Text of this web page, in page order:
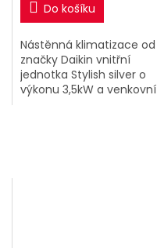
Do košíku
Nástěnná klimatizace od
značky Daikin vnitřní
jednotka Stylish silver o
výkonu 3,5kW a venkovní